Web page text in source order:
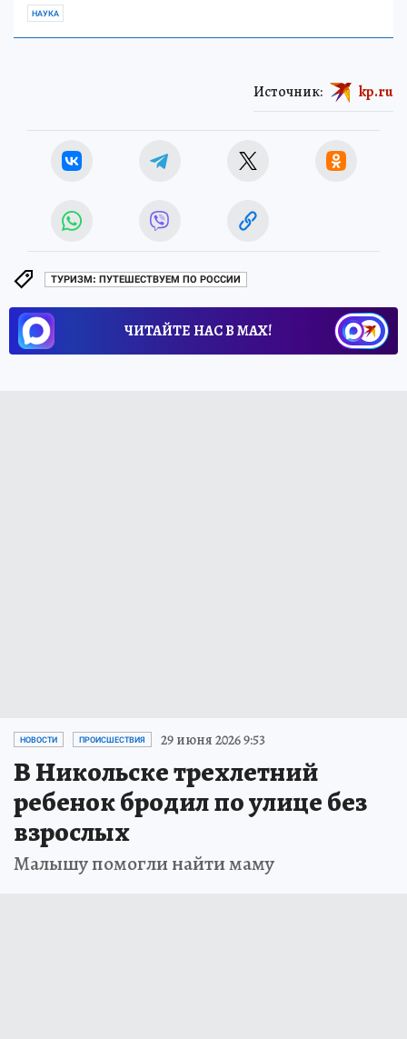
НАУКА
Источник: kp.ru
ТУРИЗМ: ПУТЕШЕСТВУЕМ ПО РОССИИ
ЧИТАЙТЕ НАС В МАХ!
НОВОСТИ ПРОИСШЕСТВИЯ 29 июня 2026 9:53
В Никольске трехлетний
ребенок бродил по улице без
взрослых
Малышу помогли найти маму